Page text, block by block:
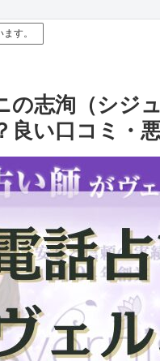
す。
の志洵（シジ
良い口コミ・